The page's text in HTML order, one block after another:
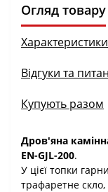
Огляд товару
Характеристики
Відгуки та
Купують разом
Дров'яна
EN-GJL-200.
У цієї топки
трафаретне скло,